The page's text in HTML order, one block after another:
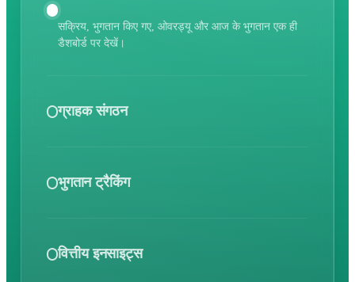
सक्रिय, भुगतान किए गए, ओवरड्यू और आज के भुगतान एक ही
डैशबोर्ड पर देखें।
ग्राहक संगठन
भुगतान ट्रैकिंग
वित्तीय इनसाइट्स